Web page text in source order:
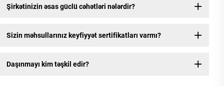
Şirkətinizin əsas güclü cəhətləri nələrdir?
Sizin məhsullarınız keyfiyyət sertifikatları varmı?
Daşınmayı kim təşkil edir?